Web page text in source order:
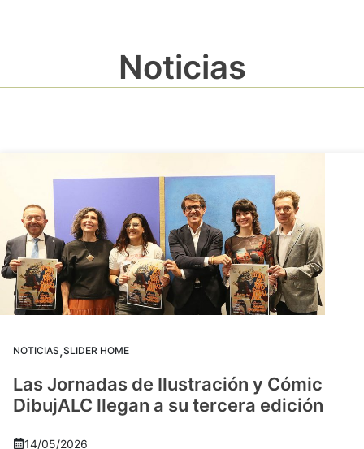
Noticias
NOTICIAS,SLIDER HOME
Las Jornadas de Ilustración y Cómic
DibujALC llegan a su tercera edición
14/05/2026